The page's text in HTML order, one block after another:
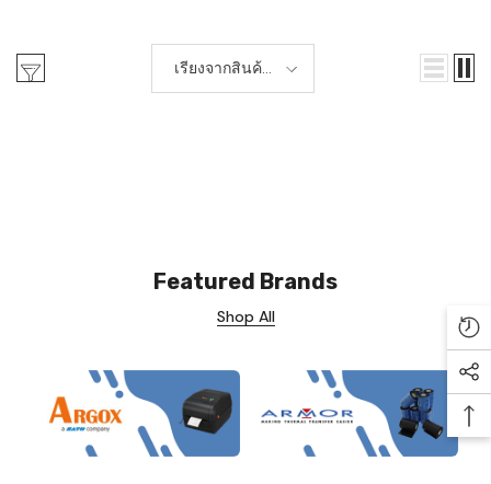
เรียงจากสินค้า
ใหม่-เก่า
Featured Brands
Shop All